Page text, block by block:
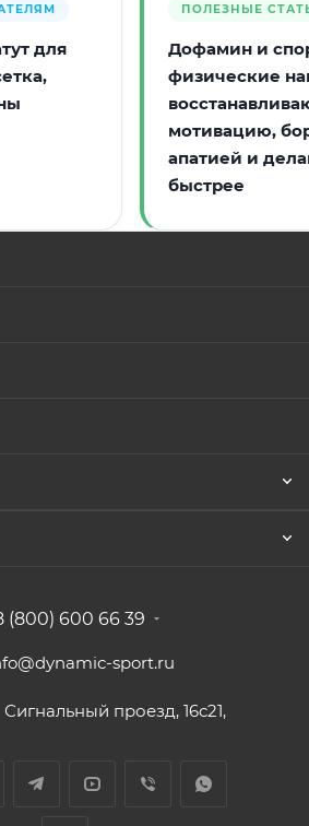
для
ПОЛЕЗНЫЕ
Дофамин и
физические
мотивацию,
апатией и
быстрее
(800) 600 66 39
sport.ru
Сигнальный проезд, 16с21,